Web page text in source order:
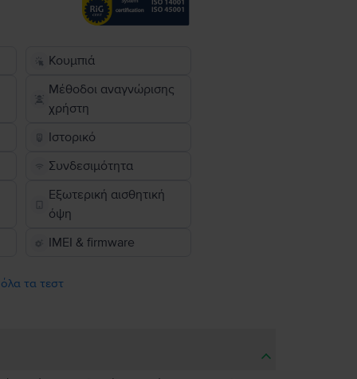
Κουμπιά
Μέθοδοι αναγνώρισης
χρήστη
Ιστορικό
Συνδεσιμότητα
Εξωτερική αισθητική
όψη
IMEI & firmware
τα τεστ